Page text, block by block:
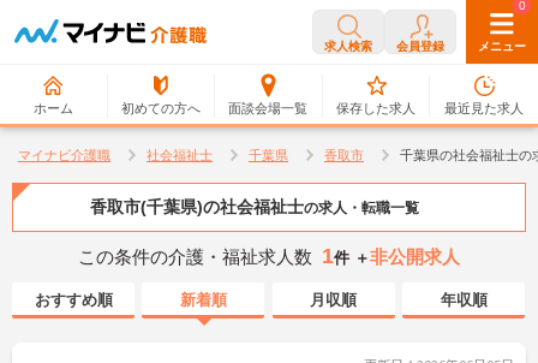
求人検索 会員登録 メニュー
ホーム 初めての方へ 面談会場一覧
0
保存した求人
0
最近見た求人
マイナビ介護職 社会福祉士 千葉県 香取市 千葉県の社会福祉士の
香取市(千葉県)の社会福祉士の求人・転職一覧
この条件の介護・福祉求人数 1件 ＋非公開求人
おすすめ順 新着順 月収順 年収順